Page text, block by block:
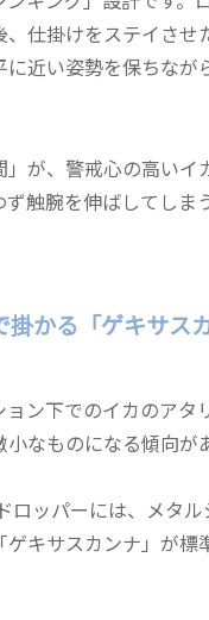
、仕掛けをステイさせ
に近い姿勢を保ちなが
」が、警戒心の高いイ
ず触腕を伸ばしてしま
かる「ゲキサス
ョン下でのイカのアタ
なものになる傾向が
ロッパーには、メタ
キサスカンナ」が標